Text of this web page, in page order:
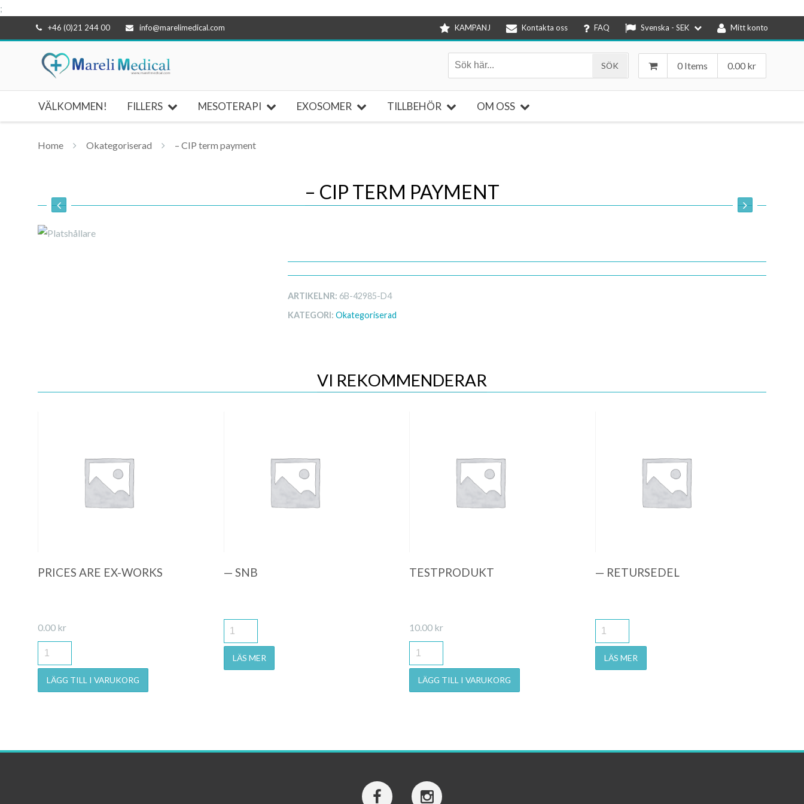
;
till
+46 (0)21 244 00 info@marelimedical.com KAMPANJ Kontakta oss FAQ Svenska - SEK Mitt konto
0 Items 0.00 kr
VÄLKOMMEN! FILLERS MESOTERAPI EXOSOMER TILLBEHÖR OM OSS
Home Okategoriserad – CIP term payment
– CIP TERM PAYMENT
ARTIKELNR: 6B-42985-D4
KATEGORI: Okategoriserad
VI REKOMMENDERAR
Quick View
PRICES ARE EX-WORKS
0.00 kr
LÄGG TILL I VARUKORG
Quick View
— SNB
LÄS MER
Quick View
TESTPRODUKT
10.00 kr
LÄGG TILL I VARUKORG
Quick View
— RETURSEDEL
LÄS MER